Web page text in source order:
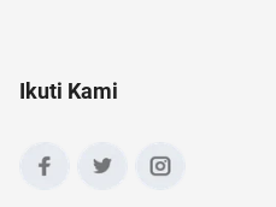
Ikuti Kami